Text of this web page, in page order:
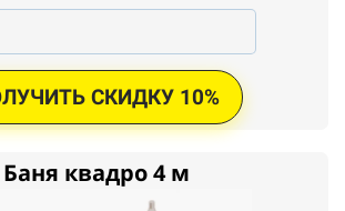
СКИДКУ 10%
Баня квадро 4 м